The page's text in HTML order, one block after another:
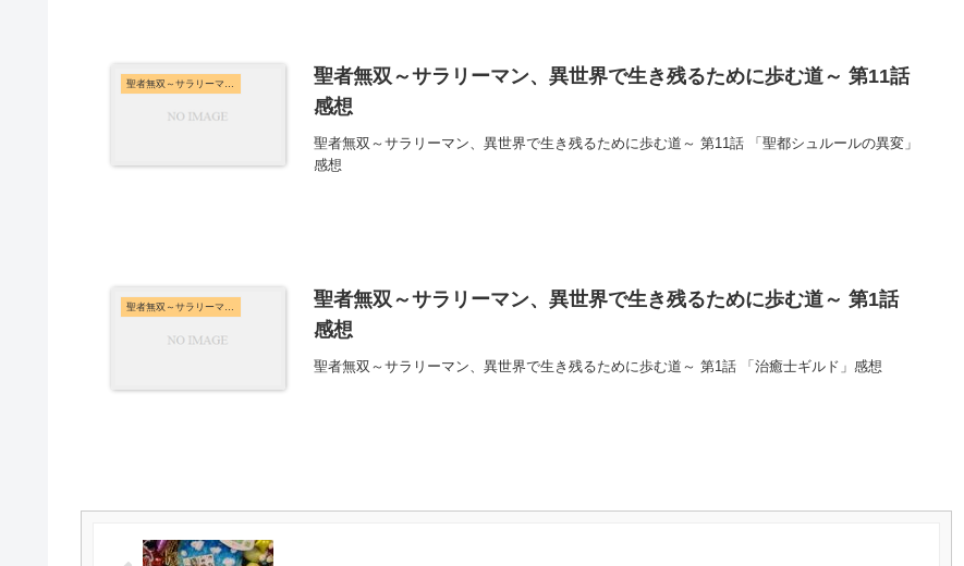
聖者無双～サラリーマン、異世界で生き残るために歩む道～ 第11話
感想
聖者無双～サラリーマン、異世界で生き残るために歩む道～ 第11話 「聖都シュルールの異変」
感想
聖者無双～サラリーマン、異世界で生き残るために歩む道～
聖者無双～サラリーマン、異世界で生き残るために歩む道～ 第1話
感想
聖者無双～サラリーマン、異世界で生き残るために歩む道～ 第1話 「治癒士ギルド」感想